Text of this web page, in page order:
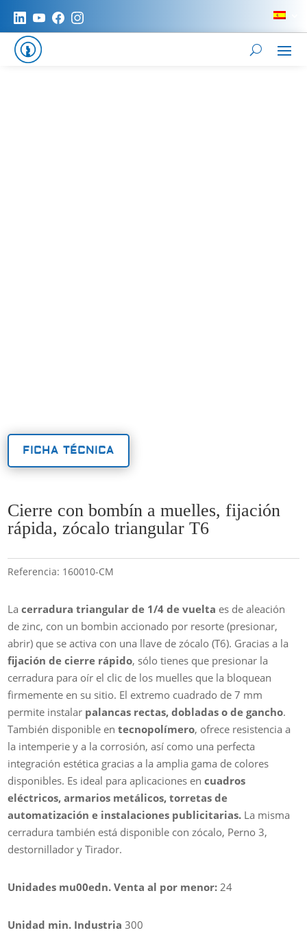
FICHA TÉCNICA
Cierre con bombín a muelles, fijación
rápida, zócalo triangular T6
Referencia: 160010-CM
Lacerradura triangular de 1/4 de vuelta es de aleación
de zinc, con un bombin accionado por resorte (presionar,
abrir) que se activa con una llave de zócalo (T6). Gracias a la
fijación de cierre rápido, sólo tienes que presionar la
cerradura para oír el clic de los muelles que la bloquean
firmemente en su sitio. El extremo cuadrado de 7 mm
permite instalar palancas rectas, dobladas o de gancho.
También disponible entecnopolímero, ofrece resistencia a
la intemperie y a la corrosión, así como una perfecta
integración estética gracias a la amplia gama de colores
disponibles. Es ideal para aplicaciones encuadros
eléctricos, armarios metálicos, torretas de
automatización e instalaciones publicitarias. La misma
cerradura también está disponible con zócalo, Perno 3,
destornillador y Tirador.
Unidades mu00edn. Venta al por menor: 24
Unidad min. Industria300